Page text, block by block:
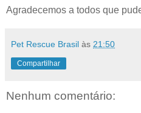
Agradecemos a todos que
Pet Rescue Brasil às 21:50
Compartilhar
Nenhum comentário: